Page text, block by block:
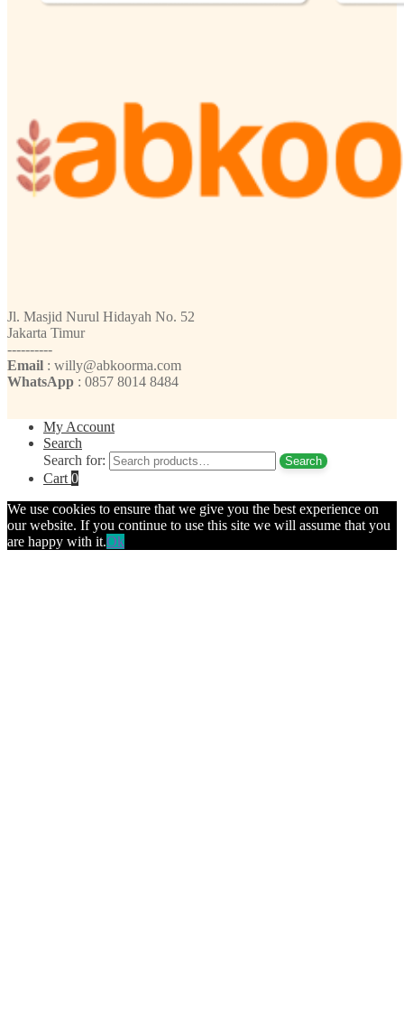
Jl. Masjid Nurul Hidayah No. 52
Jakarta Timur
----------
Email : willy@abkoorma.com
WhatsApp : 0857 8014 8484
My Account
Search
Search for:
Search
Cart 0
We use cookies to ensure that we give you the best experience on
our website. If you continue to use this site we will assume that you
are happy with it.Ok